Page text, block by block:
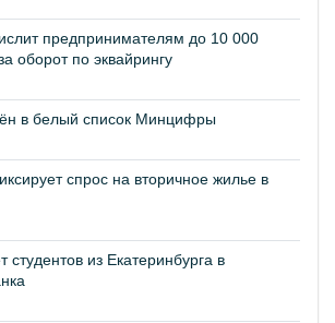
предпринимателям до 10 000
оборот по эквайрингу
в белый список Минцифры
спрос на вторичное жилье в
из Екатеринбурга в